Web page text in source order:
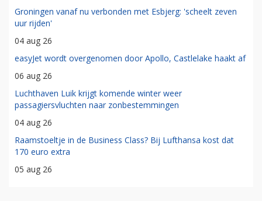
Groningen vanaf nu verbonden met Esbjerg: 'scheelt zeven
uur rijden'
04 aug 26
easyJet wordt overgenomen door Apollo, Castlelake haakt af
06 aug 26
Luchthaven Luik krijgt komende winter weer
passagiersvluchten naar zonbestemmingen
04 aug 26
Raamstoeltje in de Business Class? Bij Lufthansa kost dat
170 euro extra
05 aug 26